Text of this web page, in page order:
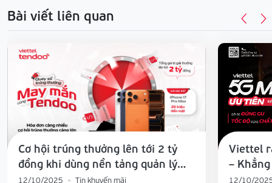
Bài viết liên quan
Cơ hội trúng thưởng lên tới 2 tỷ
đồng khi dùng nền tảng quản lý
bán hàng Viettel Tendoo
12/10/2025 Tin khuyến mãi
Viettel
–
độ và
12/10/